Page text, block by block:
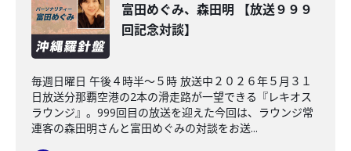
富田めぐみ、森田明 【放送９９９
回記念対談】
毎週日曜日 午後４時半～５時 放送中２０２６年５月３１
日放送分那覇空港の2本の滑走路が一望できる『レキオス
ラウンジ』。999回目の放送を迎えた今回は、ラウンジ常
連客の森田明さんと富田めぐみの対談をお送...